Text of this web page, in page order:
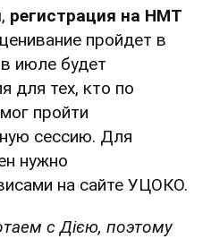
регистрация на НМТ
пройдет в
июле будет
для тех, кто по
пройти
сессию. Для
нужно
на сайте УЦОКО.
с Дією, поэтому